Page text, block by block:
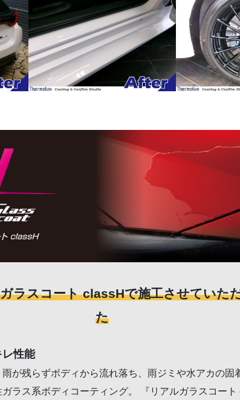
ラスコート classHで施工させていた
た
性能
が残らずボディから流れ落ち、雨ジミや水アカの固
ラス系ボディコーティング。 『リアルガラスコート